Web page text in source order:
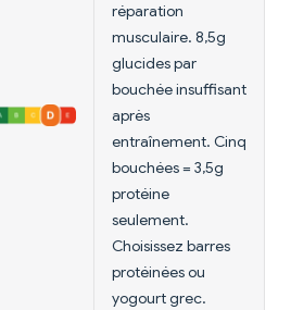
réparation
musculaire. 8,5g
glucides par
bouchée insuffisant
après
entraînement. Cinq
bouchées = 3,5g
protéine
seulement.
Choisissez barres
protéinées ou
yogourt grec.